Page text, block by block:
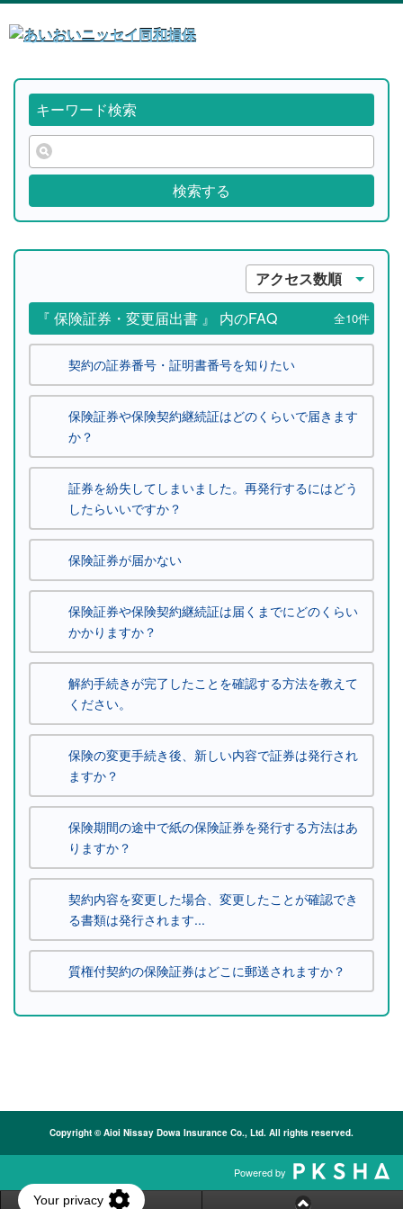
キーワード検索
検索する
アクセス数順
『 保険証券・変更届出書 』 内のFAQ
全10件
契約の証券番号・証明書番号を知りたい
保険証券や保険契約継続証はどのくらいで届きます
か？
証券を紛失してしまいました。再発行するにはどう
したらいいですか？
保険証券が届かない
保険証券や保険契約継続証は届くまでにどのくらい
かかりますか？
解約手続きが完了したことを確認する方法を教えて
ください。
保険の変更手続き後、新しい内容で証券は発行され
ますか？
保険期間の途中で紙の保険証券を発行する方法はあ
りますか？
契約内容を変更した場合、変更したことが確認でき
る書類は発行されます...
質権付契約の保険証券はどこに郵送されますか？
Copyright © Aioi Nissay Dowa Insurance Co., Ltd. All rights reserved.
Powered by